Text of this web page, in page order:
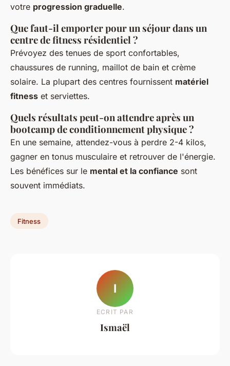
votre progression graduelle.
Que faut-il emporter pour un séjour dans un
centre de fitness résidentiel ?
Prévoyez des tenues de sport confortables,
chaussures de running, maillot de bain et crème
solaire. La plupart des centres fournissent matériel
fitness et serviettes.
Quels résultats peut-on attendre après un
bootcamp de conditionnement physique ?
En une semaine, attendez-vous à perdre 2-4 kilos,
gagner en tonus musculaire et retrouver de l'énergie.
Les bénéfices sur le mental et la confiance sont
souvent immédiats.
Fitness
I
ECRIT PAR
Ismaël